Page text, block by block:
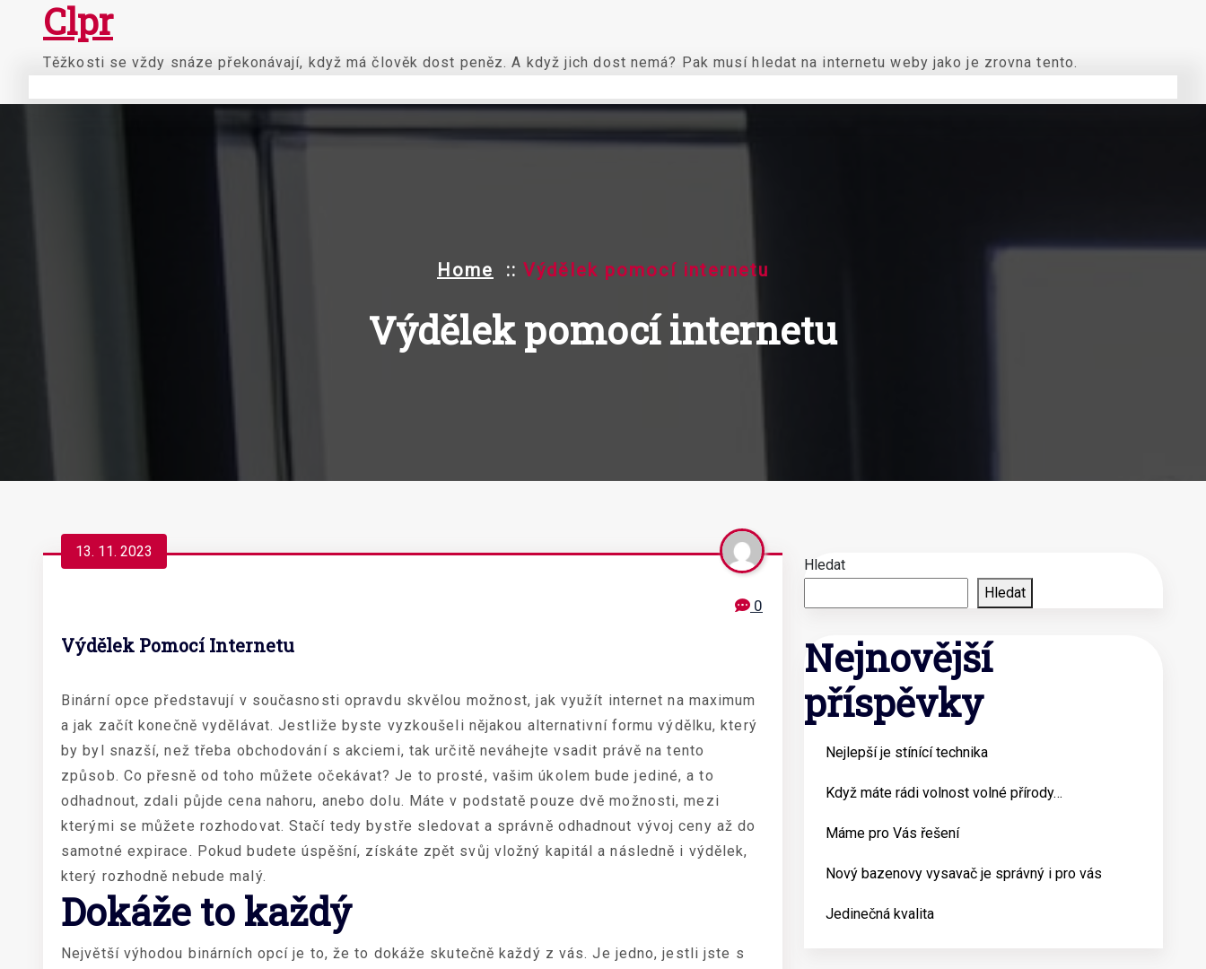
content
Clpr
Těžkosti se vždy snáze překonávají, když má člověk dost peněz. A když jich dost nemá? Pak musí hledat na internetu weby jako je zrovna tento.
Home :: Výdělek pomocí internetu
Výdělek pomocí internetu
13. 11. 2023
0
Výdělek Pomocí Internetu
Binární opce představují v současnosti opravdu skvělou možnost, jak využít internet na maximum
a jak začít konečně vydělávat. Jestliže byste vyzkoušeli nějakou alternativní formu výdělku, který
by byl snazší, než třeba obchodování s akciemi, tak určitě neváhejte vsadit právě na tento
způsob. Co přesně od toho můžete očekávat? Je to prosté, vašim úkolem bude jediné, a to
odhadnout, zdali půjde cena nahoru, anebo dolu. Máte v podstatě pouze dvě možnosti, mezi
kterými se můžete rozhodovat. Stačí tedy bystře sledovat a správně odhadnout vývoj ceny až do
samotné expirace. Pokud budete úspěšní, získáte zpět svůj vložný kapitál a následně i výdělek,
který rozhodně nebude malý.
Dokáže to každý
Největší výhodou binárních opcí je to, že to dokáže skutečně každý z vás. Je jedno, jestli jste s
Hledat
Hledat
Nejnovější
příspěvky
Nejlepší je stínící technika
Když máte rádi volnost volné přírody…
Máme pro Vás řešení
Nový bazenovy vysavač je správný i pro vás
Jedinečná kvalita